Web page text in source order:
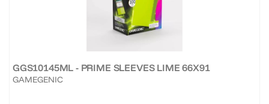
GGS10145ML - PRIME SLEEVES LIME 66X91
GAMEGENIC